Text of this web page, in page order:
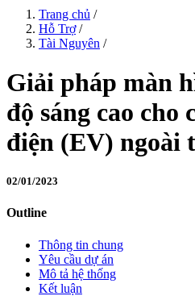
Trang chủ /
Hỗ Trợ/
Tài Nguyên /
Giải pháp màn
độ sáng cao cho
điện (EV) ngoài
02/01/2023
Outline
Thông tin chung
Yêu cầu dự án
Mô tả hệ thống
Kết luận